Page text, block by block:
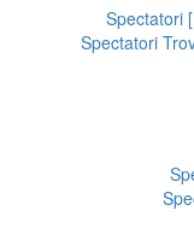
Spectatori
Spectatori